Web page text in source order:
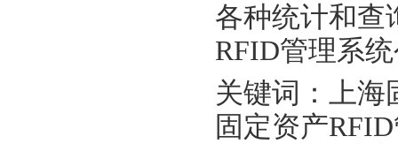
各种统计和查
RFID管理系
关键词：上海
固定资产